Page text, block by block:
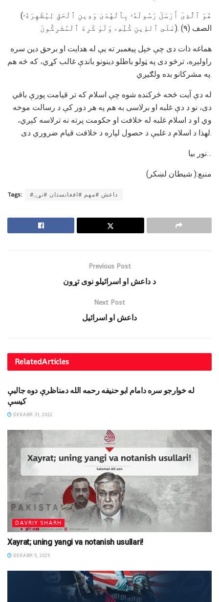
(هُوَ ٱلَّذِىٓ أَرْسَلَ رَسُولَهُۥ بِٱلْهُدَىٰ وَدِينِ ٱلْحَقِّ لِيُظْهِرَهُۥ
عَلَى ٱلدِّينِ كُلِّهِۦ وَلَوْ كَرِهَ ٱلْمُشْرِكُونَ). (۹) الصف
هماغه ذات دی چې خپل پیغمبر ته یې له هدایت او برحق دین سره
راولېږه، ترڅو دی په ټولو باطلو دینونو باندې غالب کړي، که څه هم
په مشرکانو بده ولګیږي.
له دې آیت څخه څرکنده شوه چې اسلام که تر قیامت پورې باقي
دی، نو د دې غلبه او برلاسی به هم په هر دور کې د رسالت موخه
وي او د اسلام غلبه له خلافت او حکومت پرته نه ترلاسه کېږي،
لهذا د اسلام د غلبې د حصول لپاره د خلافت قیام ضروري دی.
نور بیا…
منبع:( شیطان لښکر)
Tags: #داعش #مهم #افغانستان #نړۍ
Previous Post
د داعش او اسرائيلو نوى تړون
Next Post
داعش او اسرائيل
RelatedArticles
MAQOLALAR
له خوارجو سره دامام ابو حنيفه رحمه الله دمناظرې دوه جالبې
کيسې
DEKABR 31, 2022
DAVRIY SHARH
Xayrat; uning yangi va notanish usullari!
DEKABR 5, 2025